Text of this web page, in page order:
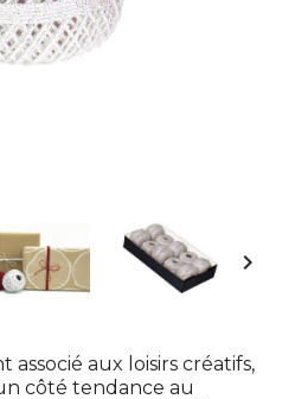

associé aux loisirs créatifs,
côté tendance au